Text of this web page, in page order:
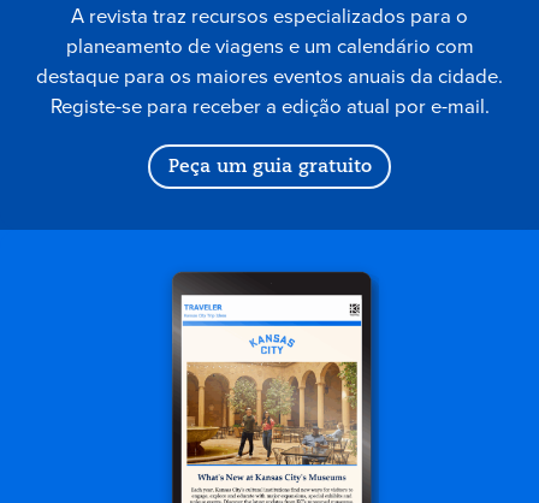
A revista traz recursos especializados para o
planeamento de viagens e um calendário com
destaque para os maiores eventos anuais da cidade.
Registe-se para receber a edição atual por e-mail.
Peça um guia gratuito